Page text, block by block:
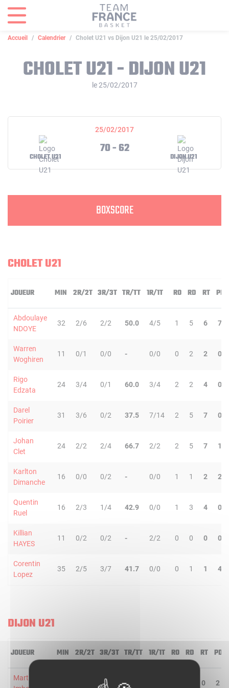
Accueil Calendrier Cholet U21 vs Dijon U21 le 25/02/2017
CHOLET U21 - DIJON U21
le 25/02/2017
25/02/2017
CHOLET U21
70 - 62
DIJON U21
BOXSCORE
CHOLET U21
JOUEUR MIN 2R/2T 3R/3T TR/TT 1R/1T RO RD RT PD
Abdoulaye
NDOYE
32 2/6 2/2 50.0 4/5 1 5 6 7
Warren
Woghiren
11 0/1 0/0 - 0/0 0 2 2 0
Rigo
Edzata
24 3/4 0/1 60.0 3/4 2 2 4 0
Darel
Poirier
31 3/6 0/2 37.5 7/14 2 5 7 0
Johan
Clet
24 2/2 2/4 66.7 2/2 2 5 7 1
Karlton
Dimanche
16 0/0 0/2 - 0/0 1 1 2 2
Quentin
Ruel
16 2/3 1/4 42.9 0/0 1 3 4 0
Killian
HAYES
11 0/2 0/2 - 2/2 0 0 0 0
Corentin
Lopez
35 2/5 3/7 41.7 0/0 0 1 1 4
DIJON U21
JOUEUR MIN 2R/2T 3R/3T TR/TT 1R/1T RO RD RT PD
Martin
0/1 - 0 2
Panneau de gestion des cookies